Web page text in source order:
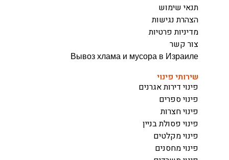
תנאי שימוש
הצהרת נגישות
מדיניות פרטיות
צור קשר
Вывоз хлама и мусора в Израиле
שירותי פינוי
פינוי דירות אגרנים
פינוי ספרים
פינוי חצרות
פינוי פסולת בניין
פינוי מקלטים
פינוי מחסנים